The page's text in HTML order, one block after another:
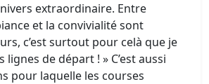
extraordinaire. Entre
et la convivialité sont
c’est surtout pour celà que je
de départ ! » C’est aussi
pour laquelle les courses